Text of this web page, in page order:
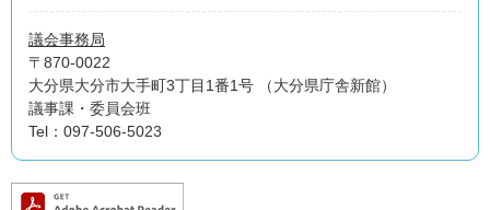
議会事務局
〒870-0022
大分県大分市大手町3丁目1番1号 （大分県庁舎新館）
議事課・委員会班
Tel：097-506-5023